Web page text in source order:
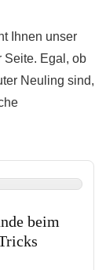
Ihnen unser
Seite. Egal, ob
Neuling sind,
beim